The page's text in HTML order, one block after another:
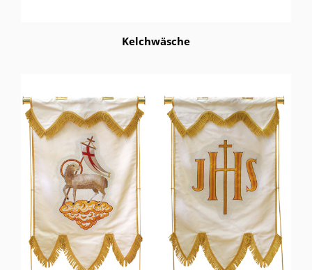
Kelchwäsche